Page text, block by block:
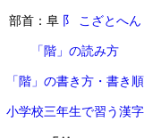
部首：阜 阝 こざとへん
「階」の読み方
「階」の書き方・書き順
小学校三年生で習う漢字